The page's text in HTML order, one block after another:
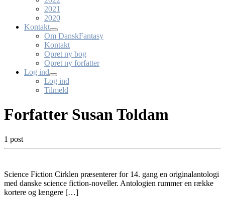
2021
2020
Kontakt
Om DanskFantasy
Kontakt
Opret ny bog
Opret ny forfatter
Log ind
Log ind
Tilmeld
Forfatter Susan Toldam
1 post
Science Fiction Cirklen præsenterer for 14. gang en originalantologi
med danske science fiction-noveller. Antologien rummer en række
kortere og længere […]